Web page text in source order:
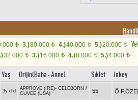
t 3.)80.000 t 4.)40.000 t 5.)20.000 t
32.000 t 3.)16.000 t 4.)8.000 t 5.)4.000 t
Yaş Orijin(Baba - Anne) Sıklet Jokey
3y d d APPROVE (IRE)- CELEBORN /
CUVEE (USA)
55